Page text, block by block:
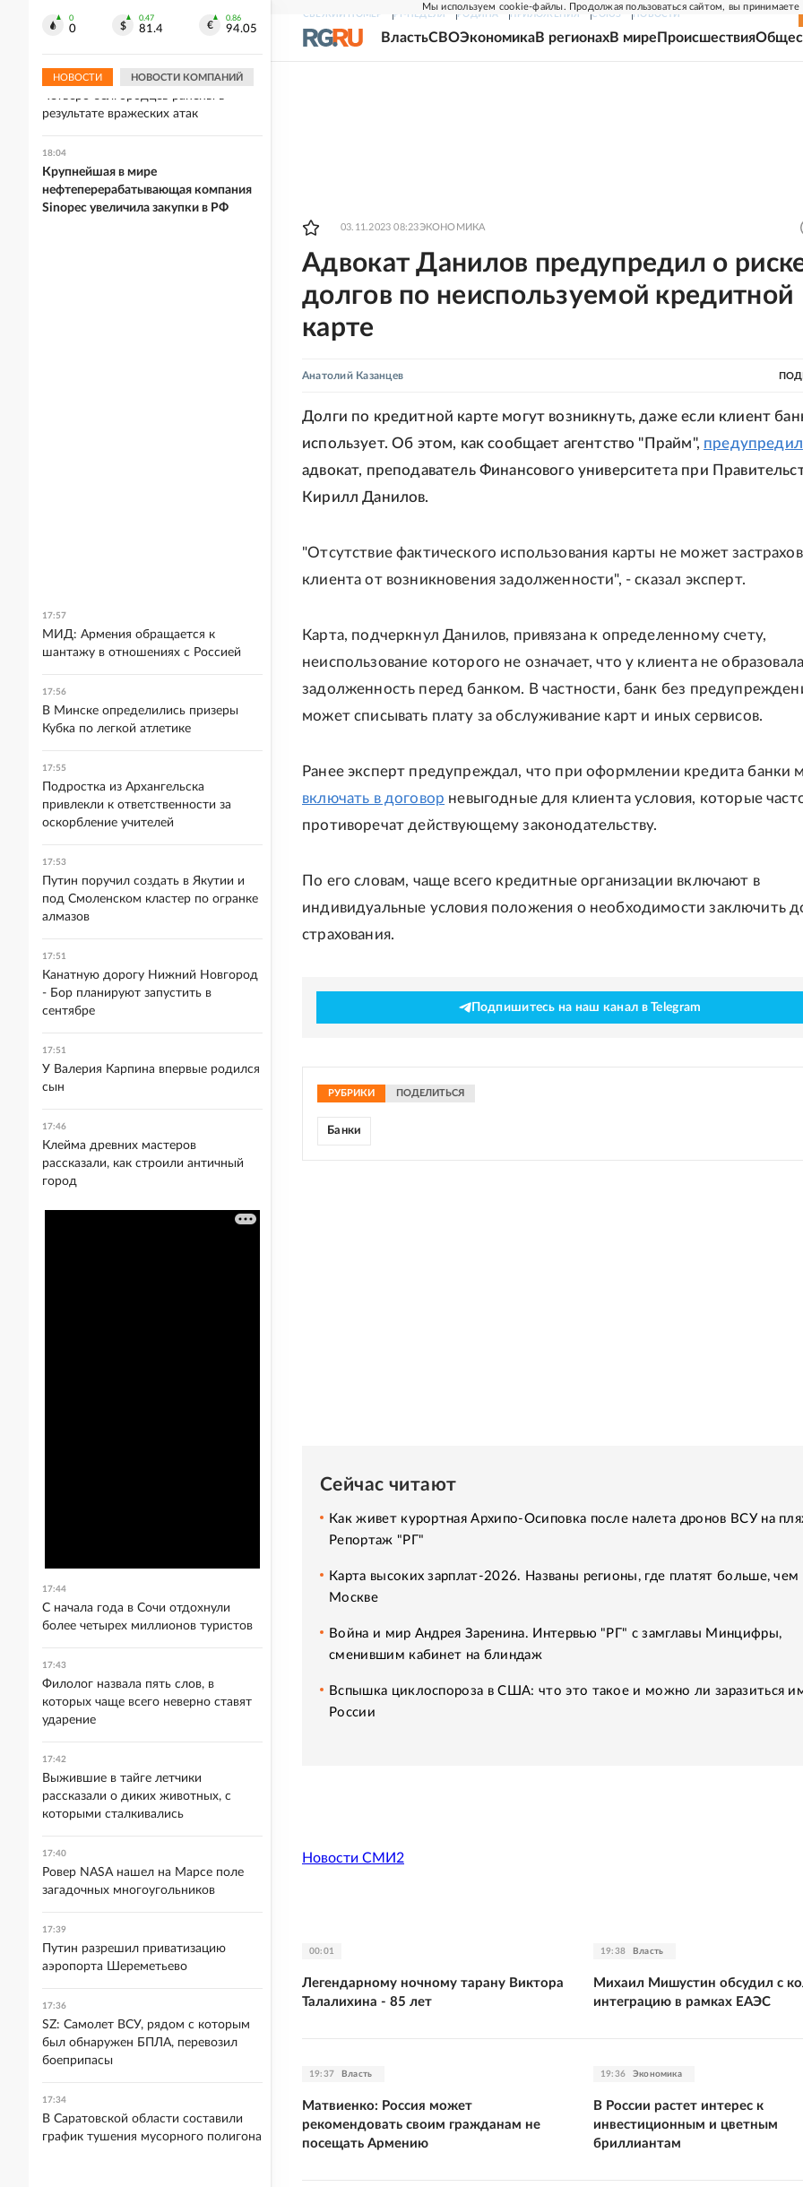
Мы используем cookie-файлы. Продолжая пользоваться сайтом, вы принимаете
СВЕЖИЙ НОМЕР РГ-НЕДЕЛЯ РОДИНА ПРИЛОЖЕНИЯ СОЮЗ НОВОСТИ
ВластьСВОЭкономикаВ регионахВ мире Происшествия
03.11.2023 08:23ЭКОНОМИКА
Адвокат Данилов предупредил о
долгов по неиспользуемой кредитной
карте
Анатолий Казанцев
Долги по кредитной карте могут возникнуть, даже если клиент
использует. Об этом, как сообщает агентство "Прайм", предупредил
адвокат, преподаватель Финансового университета при
Кирилл Данилов.
"Отсутствие фактического использования карты не может
клиента от возникновения задолженности", - сказал эксперт.
Карта, подчеркнул Данилов, привязана к определенному счету,
неиспользование которого не означает, что у клиента не
задолженность перед банком. В частности, банк без
может списывать плату за обслуживание карт и иных сервисов.
Ранее эксперт предупреждал, что при оформлении кредита банки
включать в договор невыгодные для клиента условия, которые
противоречат действующему законодательству.
По его словам, чаще всего кредитные организации включают в
индивидуальные условия положения о необходимости заключить
страхования.
Подпишитесь на наш канал в Telegram
РУБРИКИ ПОДЕЛИТЬСЯ
Банки
Сейчас читают
Как живет курортная Архипо-Осиповка после налета дронов ВСУ на
Репортаж "РГ"
Карта высоких зарплат-2026. Названы регионы, где платят больше, чем
Москве
Война и мир Андрея Заренина. Интервью "РГ" с замглавы Минцифры,
сменившим кабинет на блиндаж
Вспышка циклоспороза в США: что это такое и можно ли заразиться
России
Новости СМИ2
00:01
Легендарному ночному тарану Виктора
Талалихина - 85 лет
19:38 Власть
Михаил Мишустин обсудил с
интеграцию в рамках ЕАЭС
19:37 Власть
Матвиенко: Россия может
рекомендовать своим гражданам не
посещать Армению
19:36 Экономика
В России растет интерес к
инвестиционным и цветным
бриллиантам
0
0
0.47
81.4
0.86
94.05
НОВОСТИ НОВОСТИ КОМПАНИЙ
"Перестаньте уродовать игру": УЕФА
18:08
Четверо белгородцев ранены в
результате вражеских атак
18:04
Крупнейшая в мире
нефтеперерабатывающая компания
Sinopec увеличила закупки в РФ
17:57
МИД: Армения обращается к
шантажу в отношениях с Россией
17:56
В Минске определились призеры
Кубка по легкой атлетике
17:55
Подростка из Архангельска
привлекли к ответственности за
оскорбление учителей
17:53
Путин поручил создать в Якутии и
под Смоленском кластер по огранке
алмазов
17:51
Канатную дорогу Нижний Новгород
- Бор планируют запустить в
сентябре
17:51
У Валерия Карпина впервые родился
сын
17:46
Клейма древних мастеров
рассказали, как строили античный
город
17:44
С начала года в Сочи отдохнули
более четырех миллионов туристов
17:43
Филолог назвала пять слов, в
которых чаще всего неверно ставят
ударение
17:42
Выжившие в тайге летчики
рассказали о диких животных, с
которыми сталкивались
17:40
Ровер NASA нашел на Марсе поле
загадочных многоугольников
17:39
Путин разрешил приватизацию
аэропорта Шереметьево
17:36
SZ: Самолет ВСУ, рядом с которым
был обнаружен БПЛА, перевозил
боеприпасы
17:34
В Саратовской области составили
график тушения мусорного полигона